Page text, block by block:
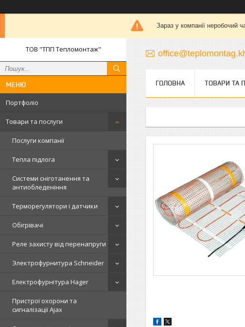
Зараз у компанії неробочий
ТОВ "ТПП Тепломонтаж"
Портфоліо
Товари та послуги
Послуги компанії
Тепла підлога
Системи сніготанення та
антиобледеніння
Терморегулятори і датчики
Обігрівачі
Реле захисту від перенапруги
Электрофурнитура Schneider
Електрофурнітура Hager
Пристрої охорони та
сигналізації Ajax
ГОЛОВНА ТОВАРИ ТА